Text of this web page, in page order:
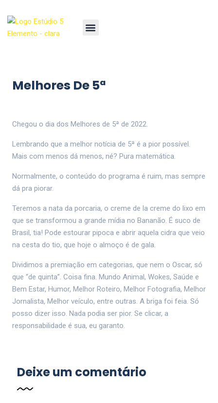
Melhores De 5ª
Chegou o dia dos Melhores de 5ª de 2022.
Lembrando que a melhor notícia de 5ª é a pior possível.
Mais com menos dá menos, né? Pura matemática.
Normalmente, o conteúdo do programa é ruim, mas sempre
dá pra piorar.
Teremos a nata da porcaria, o creme de la creme do lixo em
que se transformou a grande mídia no Bananão. É suco de
Brasil, tia! Pode estourar pipoca e abrir aquela cidra que veio
na cesta do tio, que hoje o almoço é de gala.
Dividimos a premiação em categorias, que nem o Oscar, só
que “de quinta”. Coisa fina. Mundo Animal, Wokes, Saúde e
Bem Estar, Humor, Melhor Roteiro, Melhor Fotografia, Melhor
Jornalista, Melhor veículo, entre outras. A briga foi feia. Só
posso dizer isso. Nada podia ser pior. Se clicar, a
responsabilidade é sua, eu garanto.
Deixe um comentário